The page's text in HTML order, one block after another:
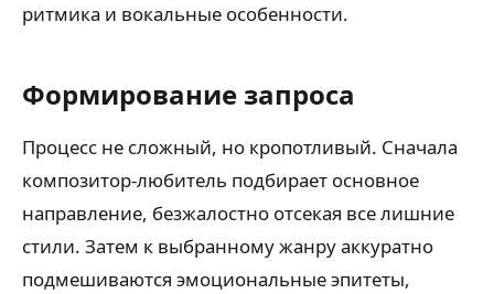
ритмика и вокальные особенности.
Формирование запроса
Процесс не сложный, но кропотливый. Сначала
композитор-любитель подбирает основное
направление, безжалостно отсекая все лишние
стили. Затем к выбранному жанру аккуратно
подмешиваются эмоциональные эпитеты,